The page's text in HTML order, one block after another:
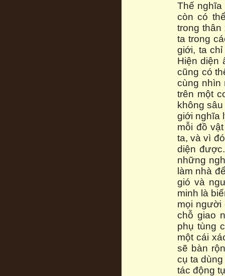
Thế nghĩa
còn có
trong
ta trong
giới, ta
Hiện diện
cũng có
cùng nhìn
trên một
không
giới nghĩa
mỗi đồ
ta, và vì
diện
những
làm nhà
gió và
minh là
mọi người
chỗ giao
phụ tùng
một cái
sẽ bàn
cụ ta
tác động